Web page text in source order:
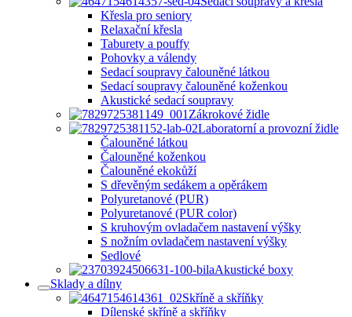
Křesla pro seniory
Relaxační křesla
Taburety a pouffy
Pohovky a válendy
Sedací soupravy čalouněné látkou
Sedací soupravy čalouněné koženkou
Akustické sedací soupravy
Zákrokové židle
Laboratorní a provozní židle
Čalouněné látkou
Čalouněné koženkou
Čalouněné ekokůží
S dřevěným sedákem a opěrákem
Polyuretanové (PUR)
Polyuretanové (PUR color)
S kruhovým ovladačem nastavení výšky
S nožním ovladačem nastavení výšky
Sedlové
Akustické boxy
Sklady a dílny
Skříně a skříňky
Dílenské skříně a skříňky